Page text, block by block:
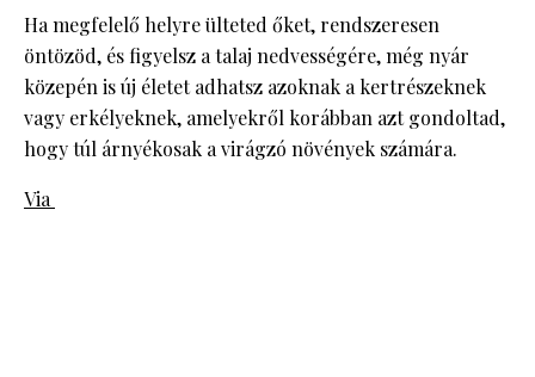
Ha megfelelő helyre ülteted őket, rendszeresen
öntözöd, és figyelsz a talaj nedvességére, még nyár
közepén is új életet adhatsz azoknak a kertrészeknek
vagy erkélyeknek, amelyekről korábban azt gondoltad,
hogy túl árnyékosak a virágzó növények számára.
Via